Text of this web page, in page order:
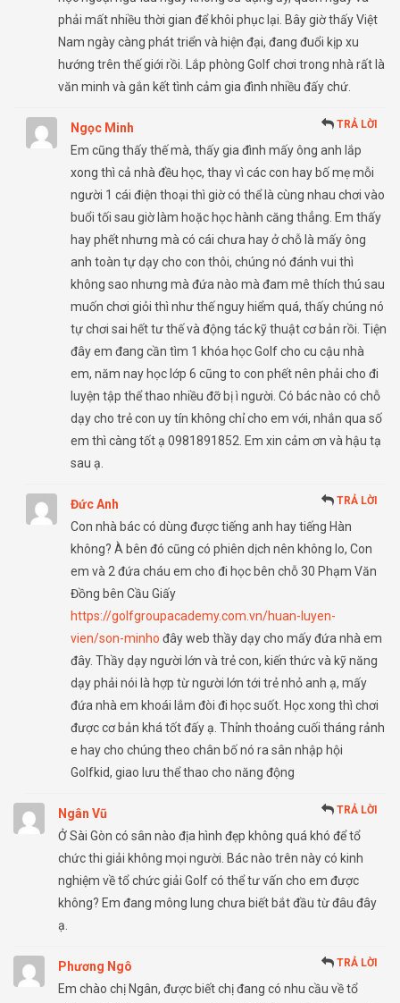
phải mất nhiều thời gian để khôi phục lại. Bây giờ thấy Việt
Nam ngày càng phát triển và hiện đại, đang đuổi kịp xu
hướng trên thế giới rồi. Lắp phòng Golf chơi trong nhà rất là
văn minh và gắn kết tình cảm gia đình nhiều đấy chứ.
Ngọc Minh TRẢ LỜI
Em cũng thấy thế mà, thấy gia đình mấy ông anh lắp
xong thì cả nhà đều học, thay vì các con hay bố mẹ mỗi
người 1 cái điện thoại thì giờ có thể là cùng nhau chơi vào
buổi tối sau giờ làm hoặc học hành căng thẳng. Em thấy
hay phết nhưng mà có cái chưa hay ở chỗ là mấy ông
anh toàn tự dạy cho con thôi, chúng nó đánh vui thì
không sao nhưng mà đứa nào mà đam mê thích thú sau
muốn chơi giỏi thì như thế nguy hiểm quá, thấy chúng nó
tự chơi sai hết tư thế và động tác kỹ thuật cơ bản rồi. Tiện
đây em đang cần tìm 1 khóa học Golf cho cu cậu nhà
em, năm nay học lớp 6 cũng to con phết nên phải cho đi
luyện tập thể thao nhiều đỡ bị ì người. Có bác nào có chỗ
dạy cho trẻ con uy tín không chỉ cho em với, nhắn qua số
em thì càng tốt ạ 0981891852. Em xin cảm ơn và hậu tạ
sau ạ.
Đức Anh TRẢ LỜI
Con nhà bác có dùng được tiếng anh hay tiếng Hàn
không? À bên đó cũng có phiên dịch nên không lo, Con
em và 2 đứa cháu em cho đi học bên chỗ 30 Phạm Văn
Đồng bên Cầu Giấy
https://golfgroupacademy.com.vn/huan-luyen-
vien/son-minho đây web thầy dạy cho mấy đứa nhà em
đây. Thầy dạy người lớn và trẻ con, kiến thức và kỹ năng
dạy phải nói là hợp từ người lớn tới trẻ nhỏ anh ạ, mấy
đứa nhà em khoái lắm đòi đi học suốt. Học xong thì chơi
được cơ bản khá tốt đấy ạ. Thỉnh thoảng cuối tháng rảnh
e hay cho chúng theo chân bố nó ra sân nhập hội
Golfkid, giao lưu thể thao cho năng động
Ngân Vũ TRẢ LỜI
Ở Sài Gòn có sân nào địa hình đẹp không quá khó để tổ
chức thi giải không mọi người. Bác nào trên này có kinh
nghiệm về tổ chức giải Golf có thể tư vấn cho em được
không? Em đang mông lung chưa biết bắt đầu từ đâu đây
ạ.
Phương Ngô TRẢ LỜI
Em chào chị Ngân, được biết chị đang có nhu cầu về tổ